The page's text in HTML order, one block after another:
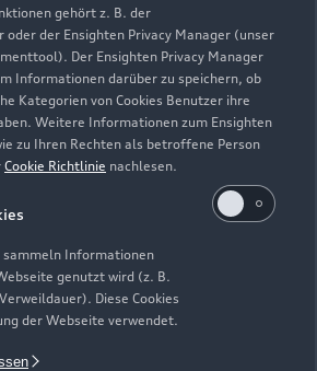
gehört z. B. der
oder der Ensighten Privacy Manager (unser
Der Ensighten Privacy Manager
Informationen darüber zu speichern, ob
Kategorien von Cookies Benutzer ihre
Weitere Informationen zum Ensighten
zu Ihren Rechten als betroffene Person
Cookie Richtlinie nachlesen.
sammeln Informationen
genutzt wird (z. B.
Diese Cookies
der Webseite verwendet.
Set
intensiven Reinigung und
und Kunstleder.
World